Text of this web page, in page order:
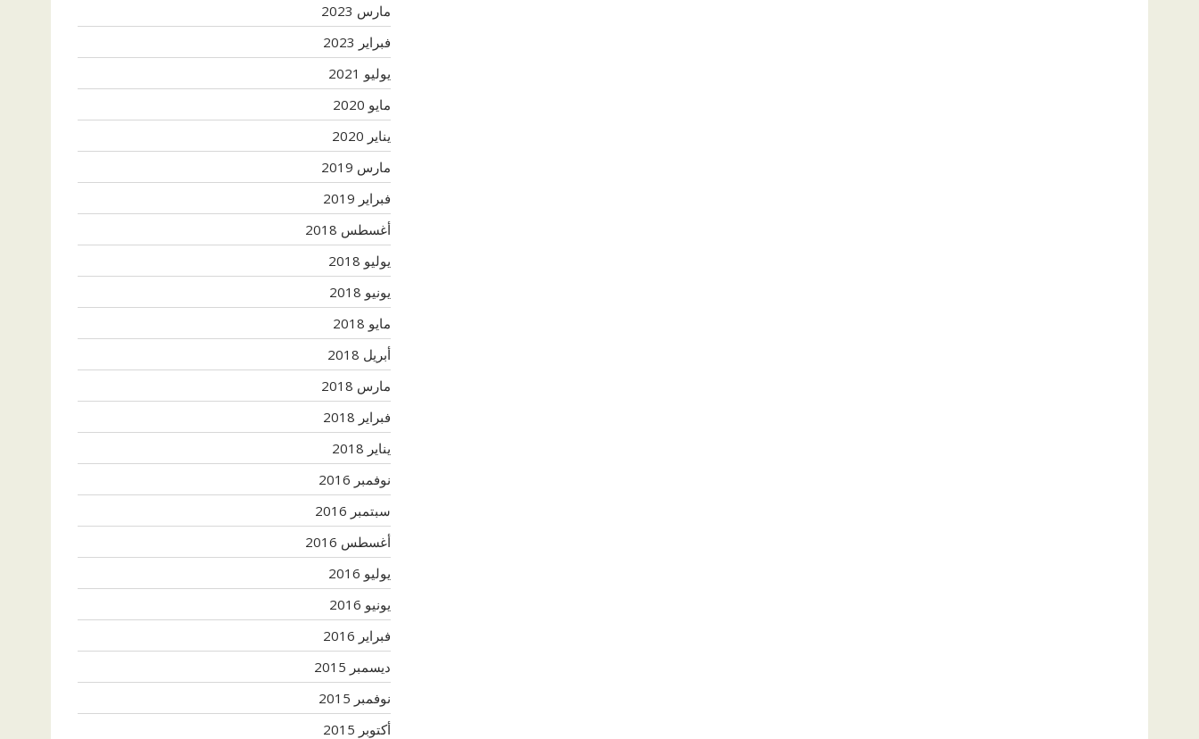
مارس 2023
فبراير 2023
يوليو 2021
مايو 2020
يناير 2020
مارس 2019
فبراير 2019
أغسطس 2018
يوليو 2018
يونيو 2018
مايو 2018
أبريل 2018
مارس 2018
فبراير 2018
يناير 2018
نوفمبر 2016
سبتمبر 2016
أغسطس 2016
يوليو 2016
يونيو 2016
فبراير 2016
ديسمبر 2015
نوفمبر 2015
أكتوبر 2015